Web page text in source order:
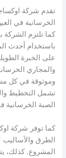
تقدم شركة
الخرسانية في
كما تلتزم الشركة
باستخدام أحدث
على الخبرة
والمجاري
وموثوقة في كل
تشمل التخطيط
الصبة الخرسانية
كما توفر شركة
الطرق والأساليب
المشروع. كذلك،